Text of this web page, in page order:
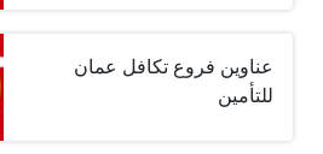
عناوين فروع تكافل عمان
للتأمين